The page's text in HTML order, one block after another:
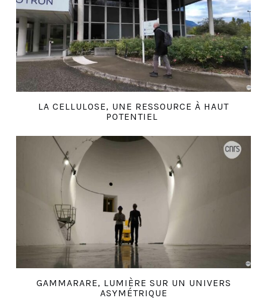
LA CELLULOSE, UNE RESSOURCE À HAUT
POTENTIEL
GAMMARARE, LUMIÈRE SUR UN UNIVERS
ASYMÉTRIQUE